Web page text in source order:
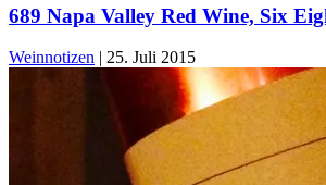
689 Napa Valley Red Wine, Six
Weinnotizen | 25. Juli 2015